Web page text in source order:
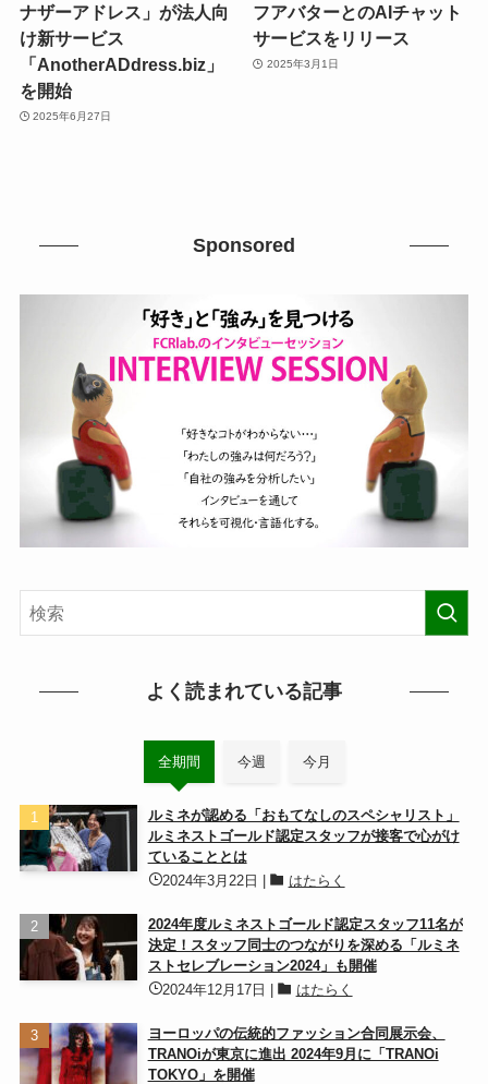
ナザーアドレス」が法人向
け新サービス
「AnotherADdress.biz」
を開始
2025年6月27日
フアバターとのAIチャット
サービスをリリース
2025年3月1日
Sponsored
よく読まれている記事
全期間 今週 今月
ルミネが認める「おもてなしのスペシャリスト」
ルミネストゴールド認定スタッフが接客で心がけ
ていることとは
2024年3月22日
はたらく
2024年度ルミネストゴールド認定スタッフ11名が
決定！スタッフ同士のつながりを深める「ルミネ
ストセレブレーション2024」も開催
2024年12月17日
はたらく
ヨーロッパの伝統的ファッション合同展示会、
TRANOiが東京に進出 2024年9月に「TRANOi
TOKYO」を開催